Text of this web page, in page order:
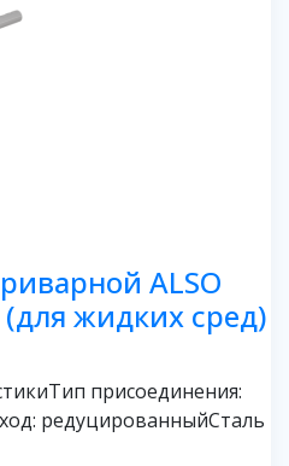
ALSO
жидких сред)
присоединения:
редуцированныйСталь